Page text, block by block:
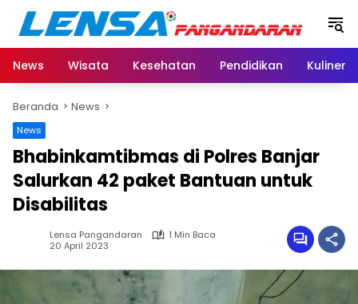
Langsung
konten
News
Wisata Kesehatan Pendidikan Kuliner
Beranda News
News
Bhabinkamtibmas di Polres Banjar
Salurkan 42 paket Bantuan untuk
Disabilitas
Lensa Pangandaran
1 Min Baca
20 April 2023